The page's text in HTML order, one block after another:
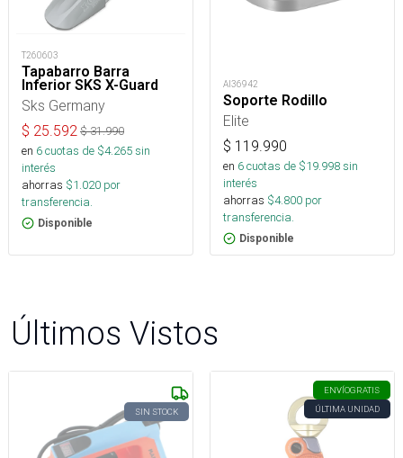
T260603
Tapabarro Barra
Inferior SKS X-Guard
Sks Germany
$ 25.592 $31.990
en 6cuotas de $4.265sin
interés
ahorras $1.020 por
transferencia.
Disponible
AI36942
Soporte Rodillo
Elite
$ 119.990
en 6cuotas de $19.998sin
interés
ahorras $4.800 por
transferencia.
Disponible
Últimos Vistos
SIN STOCK
ENVÍOGRATIS
ÚLTIMA UNIDAD